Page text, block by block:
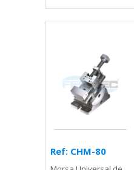
Ref: CHM-80